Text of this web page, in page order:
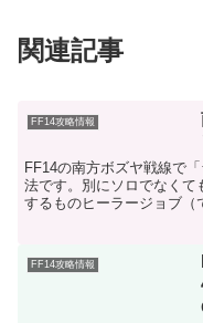
関連記事
FF14攻略情報
FF14の南方ボズヤ戦線で
法です。別にソロでなく
するものヒーラージョブ（
FF14攻略情報